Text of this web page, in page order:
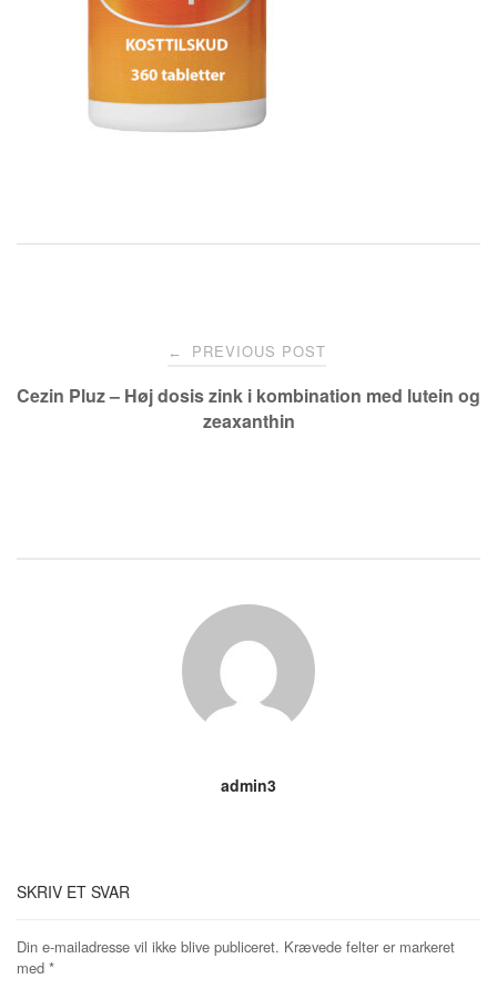
navigation
← PREVIOUS POST
Cezin Pluz – Høj dosis zink i kombination med lutein og
zeaxanthin
admin3
SKRIV ET SVAR
Din e-mailadresse vil ikke blive publiceret. Krævede felter er markeret
med *